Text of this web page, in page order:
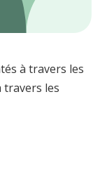
à travers les
travers les